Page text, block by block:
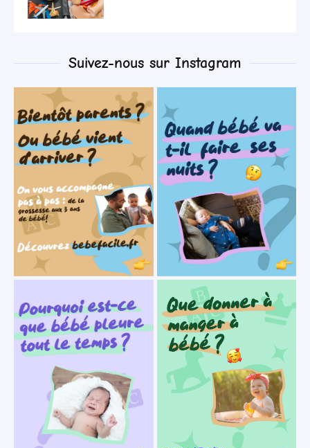
Suivez-nous sur Instagram